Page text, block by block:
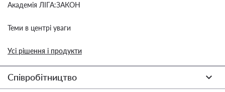
Академія ЛІГА:ЗАКОН
Теми в центрі уваги
Усі рішення і продукти
Співробітництво